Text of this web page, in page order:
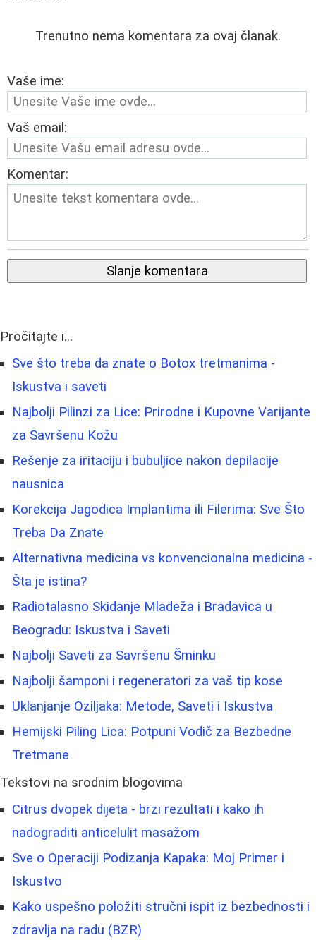
Trenutno nema komentara za ovaj članak.
Vaše ime:
Vaš email:
Komentar:
Slanje komentara
Pročitajte i...
Sve što treba da znate o Botox tretmanima -
Iskustva i saveti
Najbolji Pilinzi za Lice: Prirodne i Kupovne Varijante
za Savršenu Kožu
Rešenje za iritaciju i bubuljice nakon depilacije
nausnica
Korekcija Jagodica Implantima ili Filerima: Sve Što
Treba Da Znate
Alternativna medicina vs konvencionalna medicina -
Šta je istina?
Radiotalasno Skidanje Mladeža i Bradavica u
Beogradu: Iskustva i Saveti
Najbolji Saveti za Savršenu Šminku
Najbolji šamponi i regeneratori za vaš tip kose
Uklanjanje Oziljaka: Metode, Saveti i Iskustva
Hemijski Piling Lica: Potpuni Vodič za Bezbedne
Tretmane
Tekstovi na srodnim blogovima
Citrus dvopek dijeta - brzi rezultati i kako ih
nadograditi anticelulit masažom
Sve o Operaciji Podizanja Kapaka: Moj Primer i
Iskustvo
Kako uspešno položiti stručni ispit iz bezbednosti i
zdravlja na radu (BZR)